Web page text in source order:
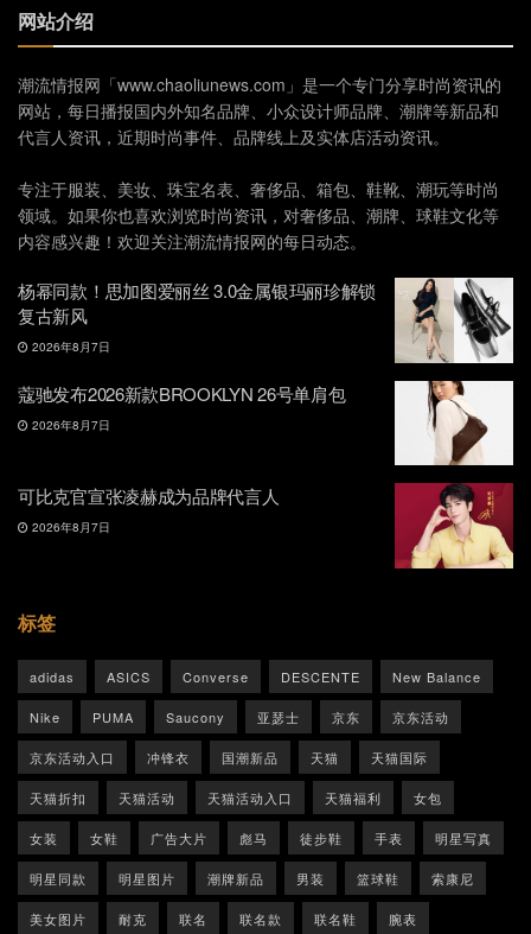
网站介绍
潮流情报网「www.chaoliunews.com」是一个专门分享时尚资讯的
网站，每日播报国内外知名品牌、小众设计师品牌、潮牌等新品和
代言人资讯，近期时尚事件、品牌线上及实体店活动资讯。
专注于服装、美妆、珠宝名表、奢侈品、箱包、鞋靴、潮玩等时尚
领域。如果你也喜欢浏览时尚资讯，对奢侈品、潮牌、球鞋文化等
内容感兴趣！欢迎关注潮流情报网的每日动态。
杨幂同款！思加图爱丽丝 3.0金属银玛丽珍解锁
复古新风
2026年8月7日
蔻驰发布2026新款BROOKLYN 26号单肩包
2026年8月7日
可比克官宣张凌赫成为品牌代言人
2026年8月7日
标签
adidas ASICS Converse DESCENTE New Balance
Nike PUMA Saucony 亚瑟士 京东 京东活动
京东活动入口 冲锋衣 国潮新品 天猫 天猫国际
天猫折扣 天猫活动 天猫活动入口 天猫福利 女包
女装 女鞋 广告大片 彪马 徒步鞋 手表 明星写真
明星同款 明星图片 潮牌新品 男装 篮球鞋 索康尼
美女图片 耐克 联名 联名款 联名鞋 腕表